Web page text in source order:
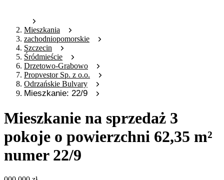
Mieszkania
zachodniopomorskie
Szczecin
Śródmieście
Drzetowo-Grabowo
Propvestor Sp. z o.o.
Odrzańskie Bulvary
Mieszkanie: 22/9
Mieszkanie na sprzedaż 3
pokoje o powierzchni 62,35 m²
numer 22/9